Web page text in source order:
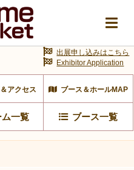
アクセス ブース＆ホールMAP
一覧 ブース一覧
出展申し込みはこちら
Exhibitor Application